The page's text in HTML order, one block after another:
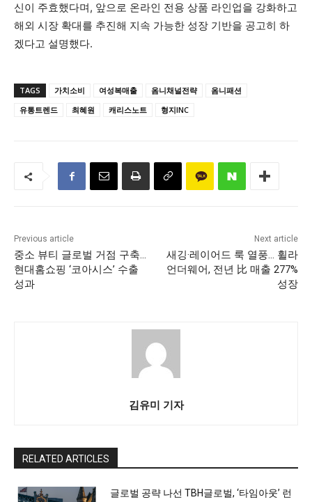
신이 주효했다며, 앞으로 온라인 전용 상품 라인업을 강화하고
해외 시장 확대를 추진해 지속 가능한 성장 기반을 공고히 하
겠다고 설명했다.
TAGS 가치소비 여성복매출 옴니채널전략
옴니패션
유통트렌드
최혜원 캐리스노트 형지INC
Previous article
중소 뷰티 글로벌 거점 구축…
현대홈쇼핑 ‘코아시스’ 수출
성과
Next article
새깅·레이어드 룩 열풍… 휠라
언더웨어, 전년 比 매출 277%
성장
김유미 기자
RELATED ARTICLES
글로벌 공략 나선 TBH글로벌, ‘타임아웃’ 런